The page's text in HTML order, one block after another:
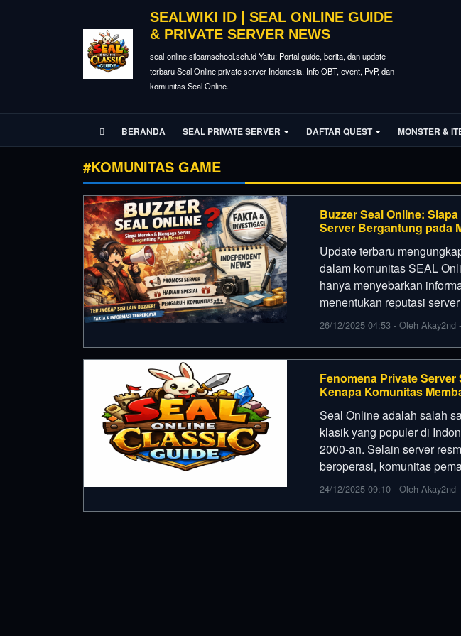
SEALWIKI ID | SEAL ONLINE GUIDE
& PRIVATE SERVER NEWS
seal-online.siloamschool.sch.id Yaitu: Portal guide, berita, dan update
terbaru Seal Online private server Indonesia. Info OBT, event, PvP, dan
komunitas Seal Online.
BERANDA SEAL PRIVATE SERVER DAFTAR QUEST MONSTER &
#KOMUNITAS GAME
Buzzer Seal Online:
Server Bergantung pada
Update terbaru
dalam komunitas SEAL
hanya menyebarkan
menentukan reputasi server
26/12/2025 04:53 - Oleh Akay2nd
Fenomena Private
Kenapa Komunitas
Seal Online adalah salah
klasik yang populer di
2000-an. Selain server
beroperasi, komunitas
24/12/2025 09:10 - Oleh Akay2nd